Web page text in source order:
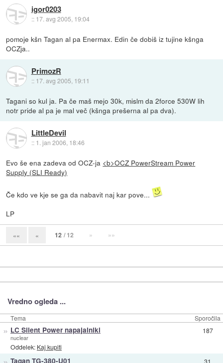
igor0203
:: 17. avg 2005, 19:04
pomoje kšn Tagan al pa Enermax. Edin če dobiš iz tujine kšnga
OCZja..
PrimozR
:: 17. avg 2005, 19:11
Tagani so kul ja. Pa če maš mejo 30k, mislm da 2force 530W lih
notr pride al pa je mal več (kšnga prešerna al pa dva).
LittleDevil
:: 1. jan 2006, 18:46
Evo še ena zadeva od OCZ-ja <b>OCZ PowerStream Power
Supply (SLI Ready)
Če kdo ve kje se ga da nabavit naj kar pove...
LP
«« « 12 / 12 » »»
Vredno ogleda ...
Tema Sporočila
» LC Silent Power napajalniki
nuclear
Oddelek: Kaj kupiti
187
Tagan TG-380-U01 31